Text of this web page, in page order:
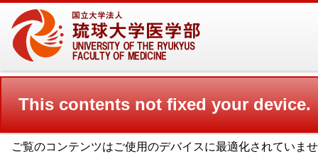
This contents not fixed your device.
ご覧のコンテンツはご使用のデバイスに最適化されていま